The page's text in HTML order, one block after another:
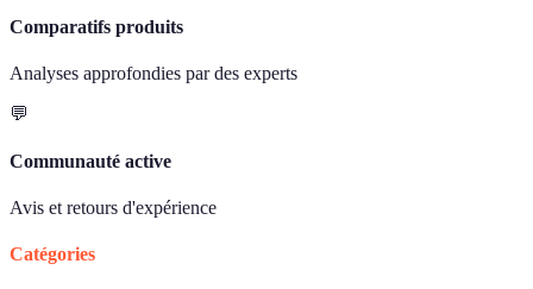
Comparatifs produits
Analyses approfondies par des experts
💬
Communauté active
Avis et retours d'expérience
Catégories